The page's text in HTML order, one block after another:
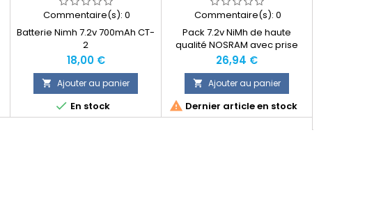
Commentaire(s): 0
Batterie Nimh 7.2v 700mAh CT-
2
Prix
18,00 €
 Ajouter au panier
 En stock
Commentaire(s): 0
Pack 7.2v NiMh de haute
qualité NOSRAM avec prise
tamiya. Ampérage: 3300 mA.
Prix
26,94 €
 Ajouter au panier
 Dernier article en stock